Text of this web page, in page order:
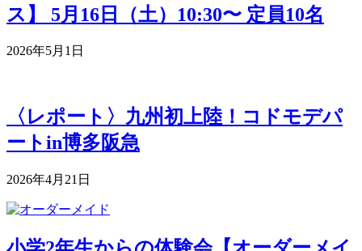
ス】 5月16日（土）10:30〜 定員10名
2026年5月1日
〈レポート〉九州初上陸！コドモデパ
ートin博多阪急
2026年4月21日